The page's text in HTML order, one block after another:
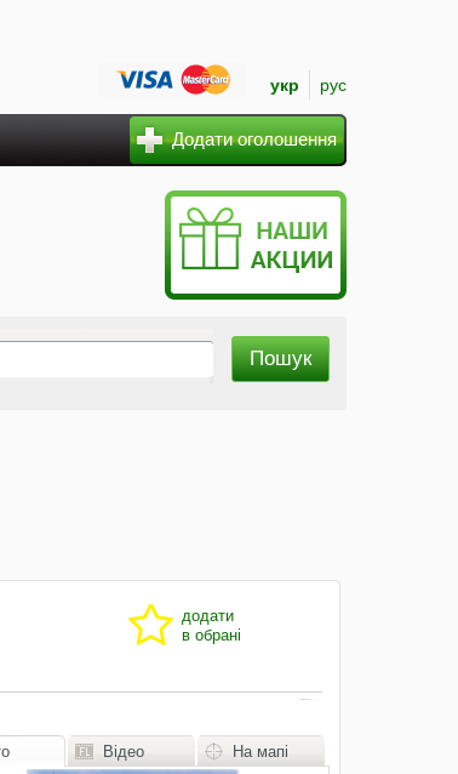
укр рус
Додати оголошення
додати
в обрані
Відео На мапі